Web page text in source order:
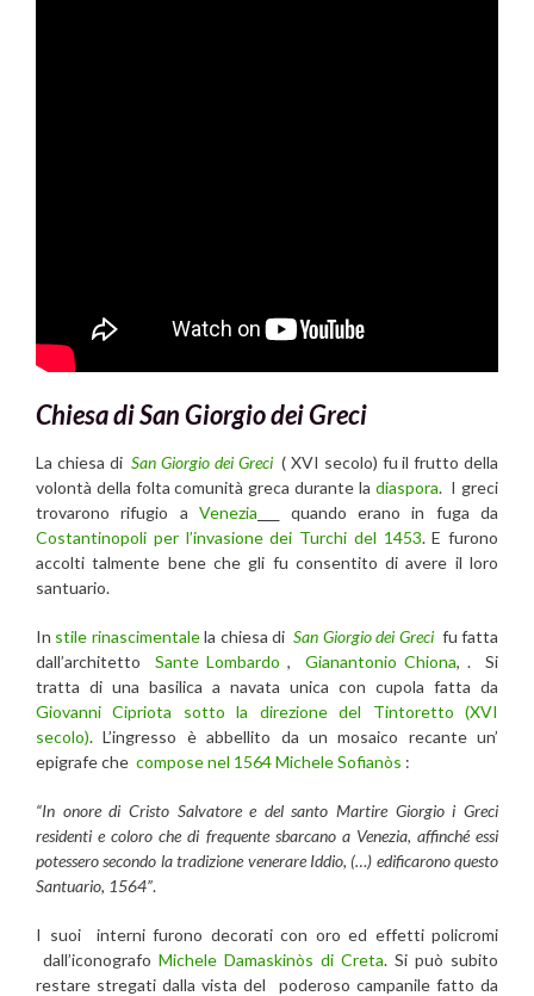
Chiesa di San Giorgio dei Greci
La chiesa di San Giorgio dei Greci( XVI secolo) fu il frutto della
volontà della folta comunità greca durante la diaspora. I greci
trovarono rifugio a Venezia
quando erano in fuga da
Costantinopoli per l’invasione dei Turchi del 1453. E furono
accolti talmente bene che gli fu consentito di avere il loro
santuario.
In stile rinascimentalela chiesa di San Giorgio dei Grecifu fatta
dall’architetto
Sante Lombardo , Gianantonio Chiona, . Si
tratta di una basilica a navata unica con cupola fatta da
Giovanni Cipriota sotto la direzione del Tintoretto (XVI
secolo). L’ingresso è abbellito da un mosaico recante un’
epigrafe che compose nel 1564 Michele Sofianòs :
“In onore di Cristo Salvatore e del santo Martire Giorgio i Greci
residenti e coloro che di frequente sbarcano a Venezia, affinché essi
potessero secondo la tradizione venerare Iddio, (…) edificarono questo
Santuario, 1564”.
I suoi interni furono decorati con oro ed effetti policromi
dall’iconografo Michele Damaskinòs di Creta. Si può subito
restare stregati dalla vista del poderoso campanile fatto da